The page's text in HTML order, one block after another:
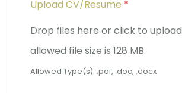
Upload CV/Resume *
Drop files here or click to upload
allowed file size is 128 MB.
Allowed Type(s): .pdf, .doc, .docx